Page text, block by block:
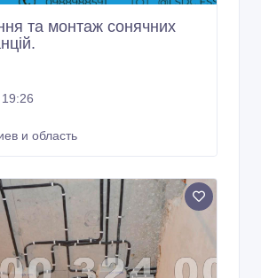
та монтаж сонячних
и область